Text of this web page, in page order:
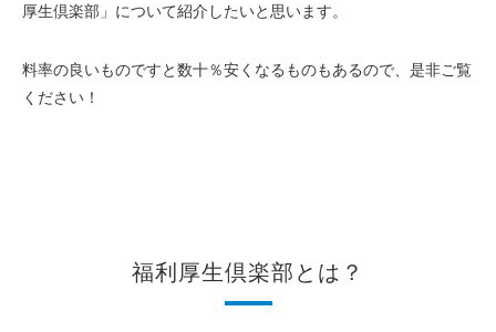
厚生倶楽部」について紹介したいと思います。
料率の良いものですと数十％安くなるものもあるので、是非ご覧
ください！
福利厚生倶楽部とは？